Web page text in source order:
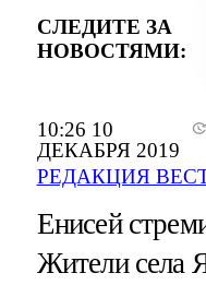
10:26 10
ДЕКАБРЯ 2019
РЕДАКЦИЯ
СЛЕДИТЕ ЗА
НОВОСТЯМИ:
Енисей
Жители села